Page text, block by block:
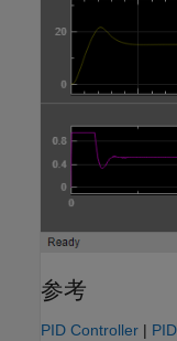
参考
PID Controller |